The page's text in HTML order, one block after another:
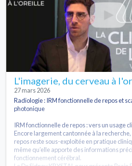
L'imagerie, du cerveau à
27 mars 2026
Radiologie : IRM fonctionnelle de repos et
photonique
IRM fonctionnelle de repos : vers un usage
Encore largement cantonnée à la
repos reste sous-exploitée en pratique
même qu’elle apporte des informations
fonctionnement cérébral.